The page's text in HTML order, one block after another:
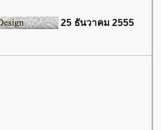
25 ธันวาคม 2555